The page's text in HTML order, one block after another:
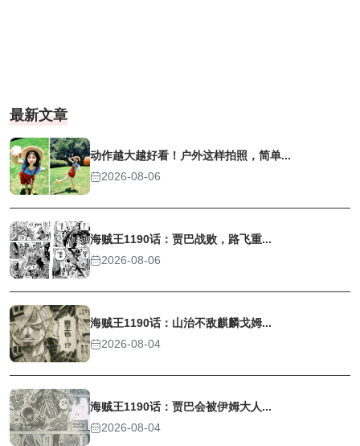
最新文章
动作越大越好看！户外这样拍照，简单...
2026-08-06
海贼王1190话：贾巴战败，路飞重...
2026-08-06
海贼王1190话：山治不敌麒麟戈姆...
2026-08-04
海贼王1190话：贾巴会被伊姆大人...
2026-08-04